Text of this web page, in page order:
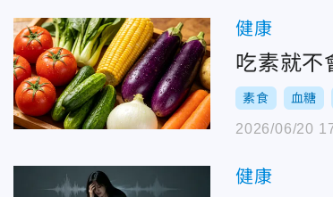
健康
吃素就不
素食 血糖
2026/06/20
健康